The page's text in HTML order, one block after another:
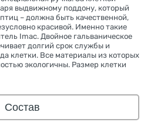
выдвижному поддону, который
– должна быть качественной,
красивой. Именно такие
Imac. Двойное гальваническое
долгий срок службы и
клетки. Все материалы из которых
экологичны. Размер клетки
Состав